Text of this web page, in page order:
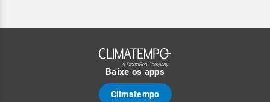
Baixe os apps
Climatempo